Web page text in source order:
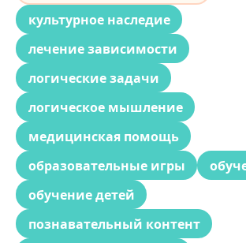
культурное наследие
лечение зависимости
логические задачи
логическое мышление
медицинская помощь
образовательные игры
обучение детей
познавательный контент